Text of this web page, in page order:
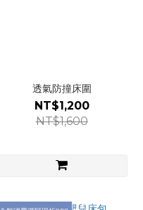
透氣防撞床圍
NT$1,200
NT$1,600